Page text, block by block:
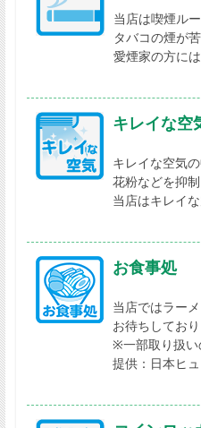
当店は喫煙ル
タバコの煙が
愛煙家の方に
キレイな空
キレイな空気
花粉などを抑
当店はキレイ
お食事処
当店ではラー
お待ちしており
※一部取り扱い
提供：日本ヒ